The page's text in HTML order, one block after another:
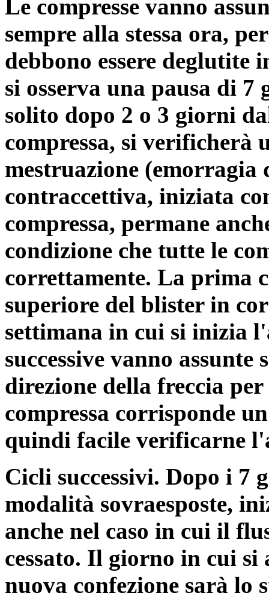
Le compresse vanno
sempre alla stessa ora,
debbono essere deglutite
si osserva una pausa di
solito dopo 2 o 3 giorni
compressa, si verificherà
mestruazione (emorragia
contraccettiva, iniziata
compressa, permane
condizione che tutte le
correttamente. La prima
superiore del blister in
settimana in cui si inizia
successive vanno
direzione della freccia
compressa corrisponde
quindi facile verificarne
Cicli successivi. Dopo i 7
modalità sovraesposte,
anche nel caso in cui il
cessato. Il giorno in cui
nuova confezione sarà lo